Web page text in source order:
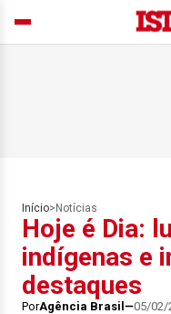
Início> Notícias
Hoje é Dia:
indígenas e
destaques
PorAgência Brasil 05/02/